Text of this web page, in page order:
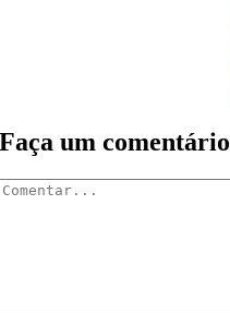
Faça um comentário